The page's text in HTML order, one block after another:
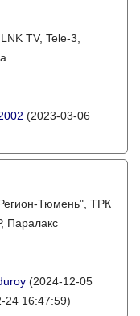
TV, Tele-3,
(2023-03-06
Тюмень", ТРК
Паралакс
(2024-12-05
24 16:47:59)